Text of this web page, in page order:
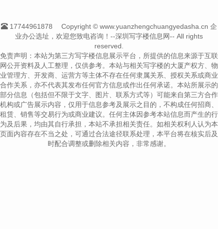
17744961878
Copyright © www.yuanzhengchuangyedasha.cn 企
业办公选址，欢迎您致电咨询！--深圳写字楼信息网-- All rights
reserved.
免责声明：本站为第三方写字楼信息展示平台，所提供的信息来源于互联
网公开资料及人工整理，仅供参考。本站与相关写字楼的大厦产权方、物
业管理方、开发商、运营方等主体不存在任何隶属关系、授权关系或商业
合作关系，亦不代表其发布任何官方信息或作出任何承诺。本站所展示的
部分信息（包括但不限于文字、图片、联系方式等）可能来自第三方合作
机构或广告展示内容，仅用于信息参考及展示之目的，不构成任何招商、
租赁、销售等交易行为或商业建议。任何主体因参考本站信息而产生的行
为及后果，均由其自行承担，本站不承担相关责任。如相关权利人认为本
页面内容存在不当之处，可通过合法途径联系处理，本平台将在核实后及
时配合调整或删除相关内容，非常感谢。